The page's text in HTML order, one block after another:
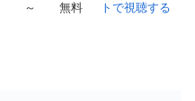
～
無料
トで視聴する